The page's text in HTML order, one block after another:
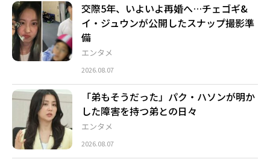
エンタメ
交際5年、いよいよ再婚へ…チェゴギ&
イ・ジュウンが公開したスナップ撮影準
備
2026.08.07
エンタメ
「弟もそうだった」パク・ハソンが明か
した障害を持つ弟との日々
2026.08.07